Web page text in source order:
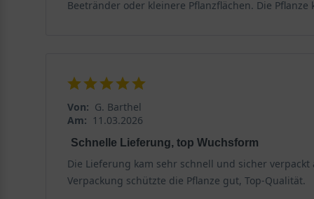
Zentimeter lang werden. Die Einzelblüten sind klein,
Trocknen, da sie ihre Farbe und ihren Duft lange
Laub und immergrüne Eigenschaften vonLavandula
Das Laub dieser Sorte ist ein markantes Merkmal.
reflektiert das Sonnenlicht und schützt die Pflanze
Beetränder oder kleinere Pflanzflächen. Die
Von: G. Barthel
Am: 11.03.2026
Schnelle Lieferung, top Wuchsform
Die Lieferung kam sehr schnell und sicher
Verpackung schützte die Pflanze gut, Top-Qualität.